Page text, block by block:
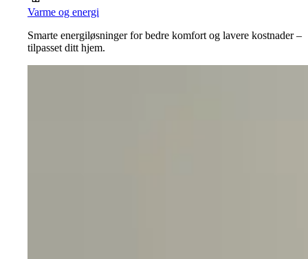
Varme og energi
Smarte energiløsninger for bedre komfort og lavere kostnader –
tilpasset ditt hjem.